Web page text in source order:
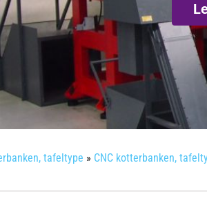
tafeltype » CNC kotterbanken,